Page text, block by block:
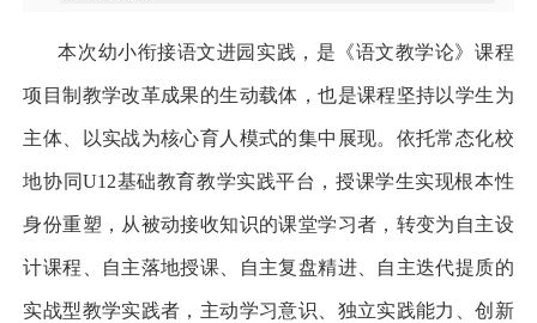
本次幼小衔接语文进园实践，是《语文教学论》课程
项目制教学改革成果的生动载体，也是课程坚持以学生为
主体、以实战为核心育人模式的集中展现。依托常态化校
地协同U12基础教育教学实践平台，授课学生实现根本性
身份重塑，从被动接收知识的课堂学习者，转变为自主设
计课程、自主落地授课、自主复盘精进、自主迭代提质的
实战型教学实践者，主动学习意识、独立实践能力、创新